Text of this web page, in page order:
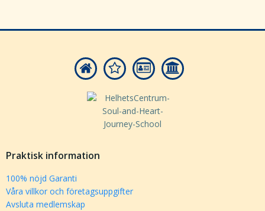
Praktisk information
100% nöjd Garanti
Våra villkor och företagsuppgifter
Avsluta medlemskap